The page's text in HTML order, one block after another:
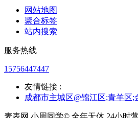
网站地图
聚合标签
站内搜索
服务热线
15756447447
友情链接 :
成都市主城区@锦江区;青羊区
麦表网 小周同学© 全年无休,24小时